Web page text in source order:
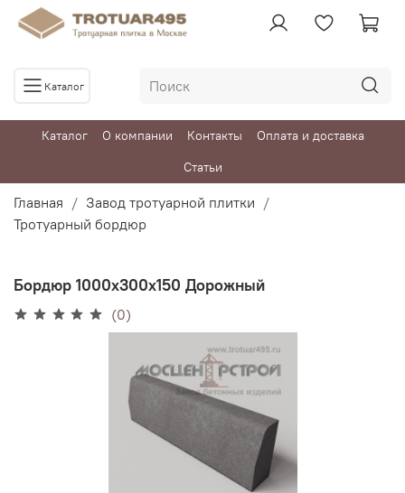
Каталог
Каталог О компании Контакты
Оплата и доставка
Статьи
Главная
Завод тротуарной плитки
Тротуарный бордюр
Бордюр 1000х300х150 Дорожный
(0)